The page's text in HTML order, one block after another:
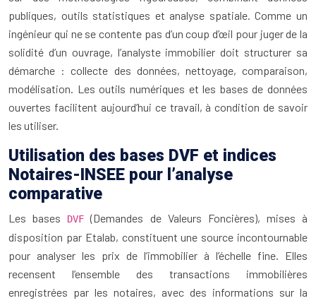
publiques, outils statistiques et analyse spatiale. Comme un
ingénieur qui ne se contente pas d’un coup d’œil pour juger de la
solidité d’un ouvrage, l’analyste immobilier doit structurer sa
démarche : collecte des données, nettoyage, comparaison,
modélisation. Les outils numériques et les bases de données
ouvertes facilitent aujourd’hui ce travail, à condition de savoir
les utiliser.
Utilisation des bases DVF et indices
Notaires-INSEE pour l’analyse
comparative
Les bases DVF (Demandes de Valeurs Foncières), mises à
disposition par Etalab, constituent une source incontournable
pour analyser les prix de l’immobilier à l’échelle fine. Elles
recensent l’ensemble des transactions immobilières
enregistrées par les notaires, avec des informations sur la